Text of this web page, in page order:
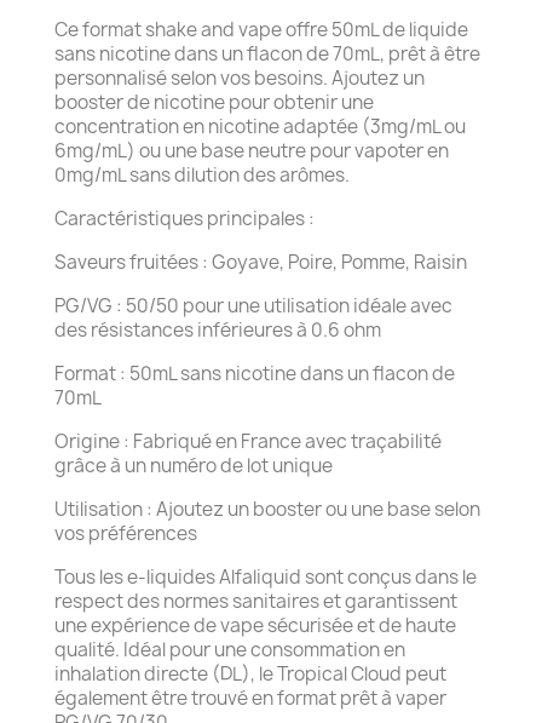
Ce format shake and vape offre 50mL de liquide
sans nicotine dans un flacon de 70mL, prêt à être
personnalisé selon vos besoins. Ajoutez un
booster de nicotine pour obtenir une
concentration en nicotine adaptée (3mg/mL ou
6mg/mL) ou une base neutre pour vapoter en
0mg/mL sans dilution des arômes.
Caractéristiques principales :
Saveurs fruitées : Goyave, Poire, Pomme, Raisin
PG/VG : 50/50 pour une utilisation idéale avec
des résistances inférieures à 0.6 ohm
Format : 50mL sans nicotine dans un flacon de
70mL
Origine : Fabriqué en France avec traçabilité
grâce à un numéro de lot unique
Utilisation : Ajoutez un booster ou une base selon
vos préférences
Tous les e-liquides Alfaliquid sont conçus dans le
respect des normes sanitaires et garantissent
une expérience de vape sécurisée et de haute
qualité. Idéal pour une consommation en
inhalation directe (DL), le Tropical Cloud peut
également être trouvé en format prêt à vaper